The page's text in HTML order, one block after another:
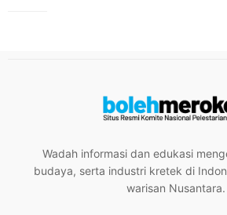
Wadah informasi dan edukasi
budaya, serta industri kretek di
warisan Nusantara.